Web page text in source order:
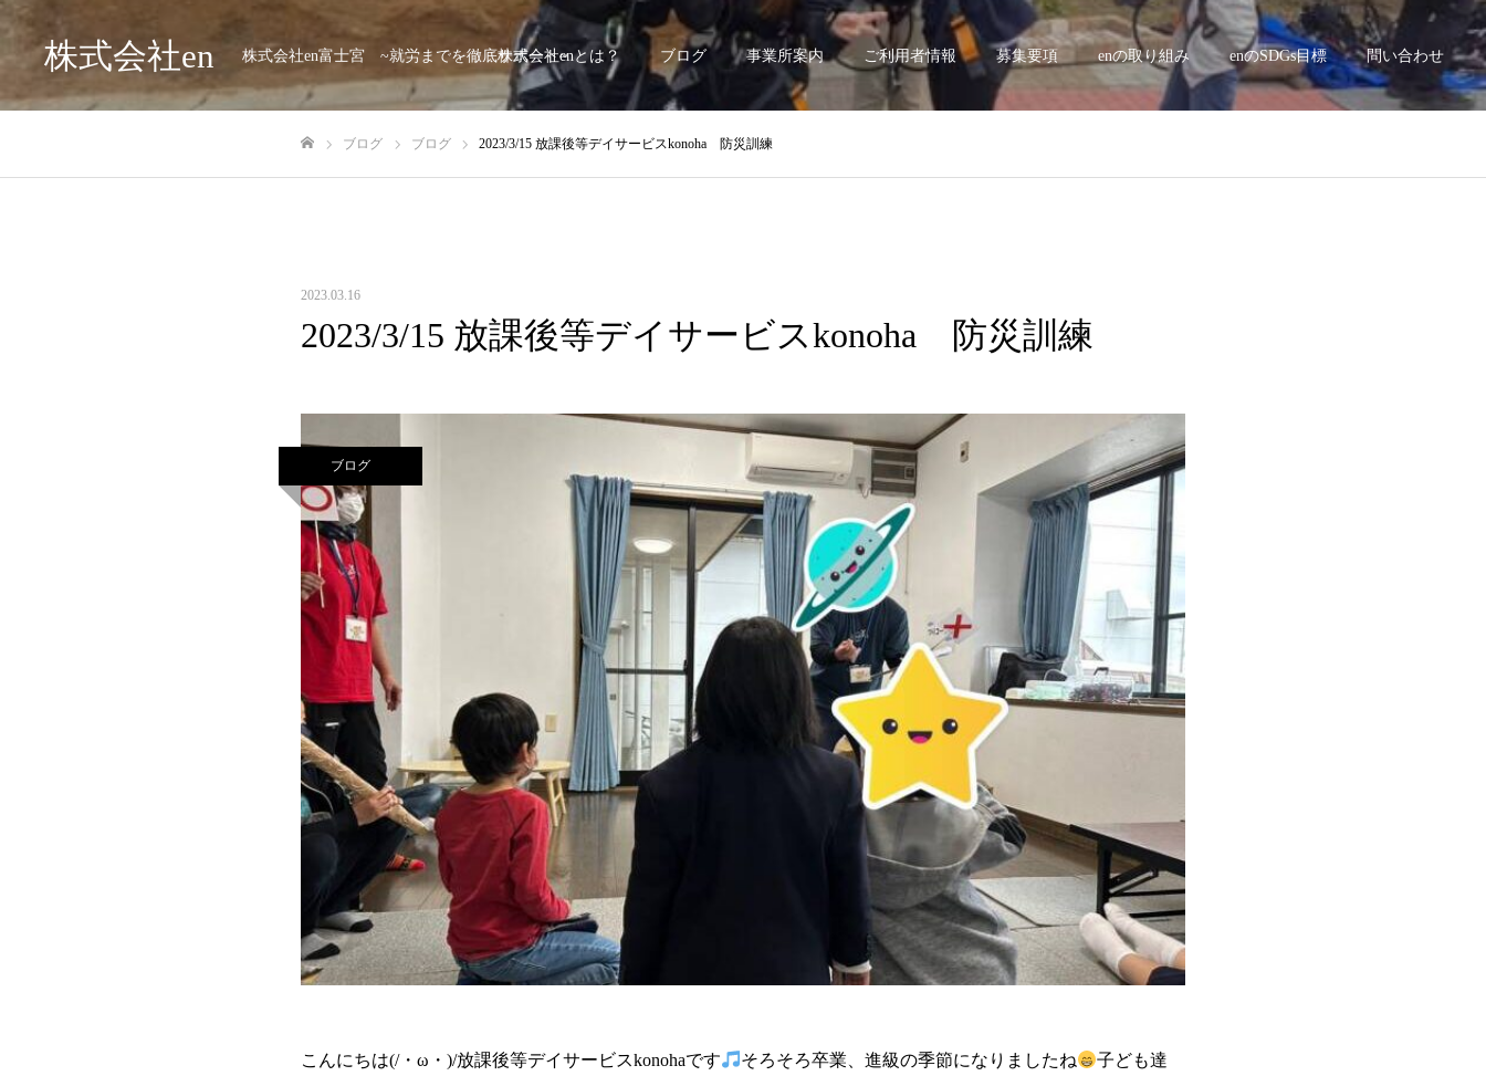
株式会社en 株式会社en富士宮 ~就労までを徹底サポート~
株式会社enとは？ ブログ 事業所案内 ご利用者情報 募集要項 enの取り組み enのSDGs目標 問い合わせ
ブログ ブログ 2023/3/15 放課後等デイサービスkonoha 防災訓練
2023.03.16
2023/3/15 放課後等デイサービスkonoha 防災訓練
ブログ
こんにちは(/・ω・)/放課後等デイサービスkonohaです そろそろ卒業、進級の季節になりましたね 子ども達